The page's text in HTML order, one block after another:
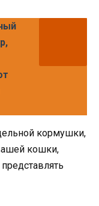
кормушки,
кошки,